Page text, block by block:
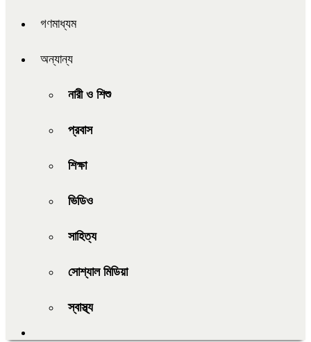
গণমাধ্যম
অন্যান্য
নারী ও শিশু
প্রবাস
শিক্ষা
ভিডিও
সাহিত্য
সোশ্যাল মিডিয়া
স্বাস্থ্য